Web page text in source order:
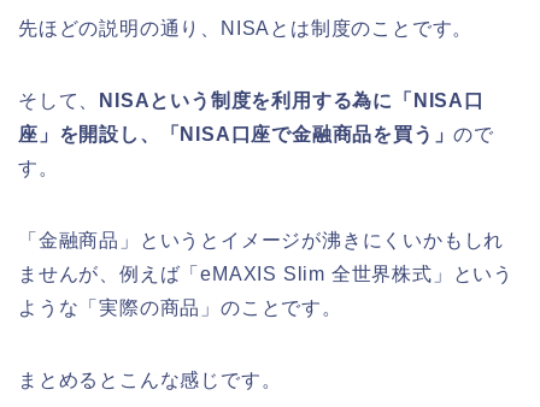
先ほどの説明の通り、NISAとは制度のことです。
そして、
NISAという制度を利用する為に「NISA口
座」を開設し、「NISA口座で金融商品を買う」ので
す。
「金融商品」というとイメージが沸きにくいかもしれ
ませんが、例えば「eMAXIS Slim 全世界株式」という
ような「実際の商品」のことです。
まとめるとこんな感じです。